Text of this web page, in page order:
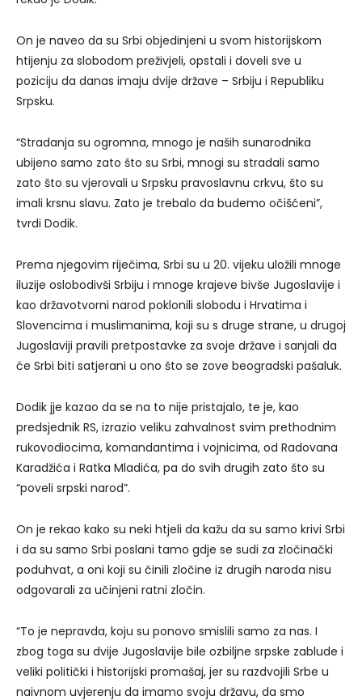
On je naveo da su Srbi objedinjeni u svom historijskom
htijenju za slobodom preživjeli, opstali i doveli sve u
poziciju da danas imaju dvije države – Srbiju i Republiku
Srpsku.
“Stradanja su ogromna, mnogo je naših sunarodnika
ubijeno samo zato što su Srbi, mnogi su stradali samo
zato što su vjerovali u Srpsku pravoslavnu crkvu, što su
imali krsnu slavu. Zato je trebalo da budemo očišćeni”,
tvrdi Dodik.
Prema njegovim riječima, Srbi su u 20. vijeku uložili mnoge
iluzije oslobodivši Srbiju i mnoge krajeve bivše Jugoslavije i
kao državotvorni narod poklonili slobodu i Hrvatima i
Slovencima i muslimanima, koji su s druge strane, u drugoj
Jugoslaviji pravili pretpostavke za svoje države i sanjali da
će Srbi biti satjerani u ono što se zove beogradski pašaluk.
Dodik jje kazao da se na to nije pristajalo, te je, kao
predsjednik RS, izrazio veliku zahvalnost svim prethodnim
rukovodiocima, komandantima i vojnicima, od Radovana
Karadžića i Ratka Mladića, pa do svih drugih zato što su
“poveli srpski narod”.
On je rekao kako su neki htjeli da kažu da su samo krivi Srbi
i da su samo Srbi poslani tamo gdje se sudi za zločinački
poduhvat, a oni koji su činili zločine iz drugih naroda nisu
odgovarali za učinjeni ratni zločin.
“To je nepravda, koju su ponovo smislili samo za nas. I
zbog toga su dvije Jugoslavije bile ozbiljne srpske zablude i
veliki politički i historijski promašaj, jer su razdvojili Srbe u
naivnom uvjerenju da imamo svoju državu, da smo